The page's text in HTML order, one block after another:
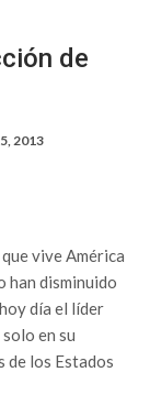
de
2013
vive América
han disminuido
día el líder
en su
de los Estados